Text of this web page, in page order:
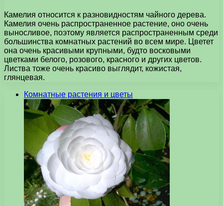
Камелия относится к разновидностям чайного дерева.
Камелия очень распространенное растение, оно очень
выносливое, поэтому является распространенным среди
большинства комнатных растений во всем мире. Цветет
она очень красивыми крупными, будто восковыми
цветками белого, розового, красного и других цветов.
Листва тоже очень красиво выглядит, кожистая,
глянцевая.
Комнатные растения и цветы